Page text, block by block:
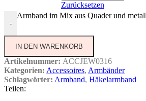
Zurücksetzen
-
Armband im Mix aus Quader und
IN DEN WARENKORB
Artikelnummer: ACCJEW0316
Kategorien: Accessoires, Armbänder
Schlagwörter: Armband, Häkelarmband
Teilen: